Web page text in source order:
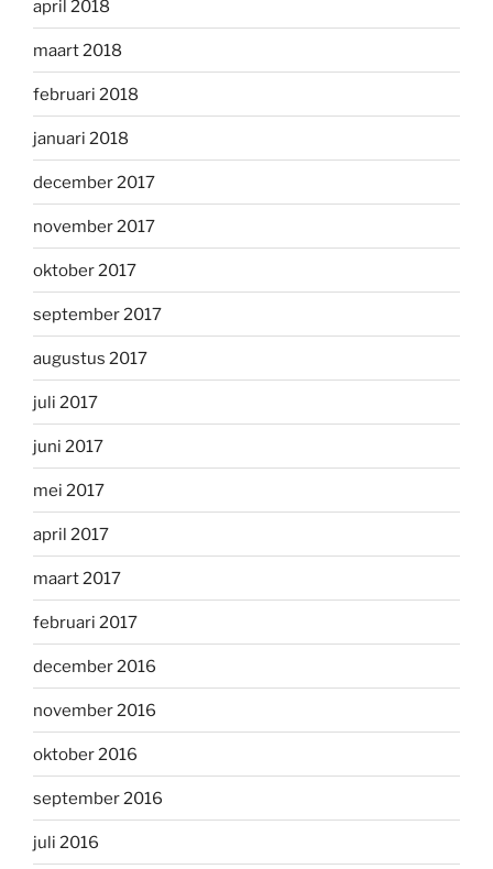
april 2018
maart 2018
februari 2018
januari 2018
december 2017
november 2017
oktober 2017
september 2017
augustus 2017
juli 2017
juni 2017
mei 2017
april 2017
maart 2017
februari 2017
december 2016
november 2016
oktober 2016
september 2016
juli 2016